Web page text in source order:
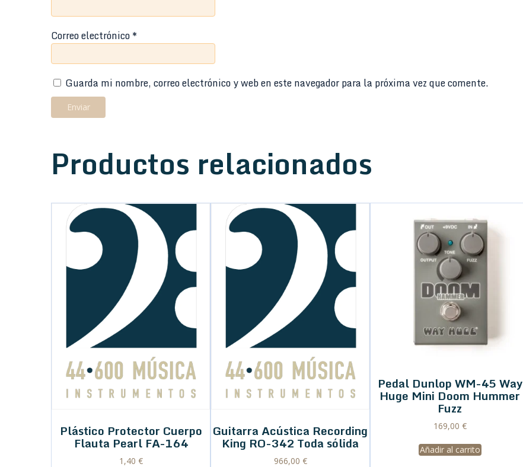
Correo electrónico*
Guarda mi nombre, correo electrónico y web en este navegador para la próxima vez que comente.
Productos relacionados
Plástico Protector Cuerpo
Flauta Pearl FA-164
1,40 €
Guitarra Acústica Recording
King RO-342 Toda sólida
966,00 €
Pedal Dunlop WM-45 Way
Huge Mini Doom Hummer
Fuzz
169,00 €
Añadir al carrito